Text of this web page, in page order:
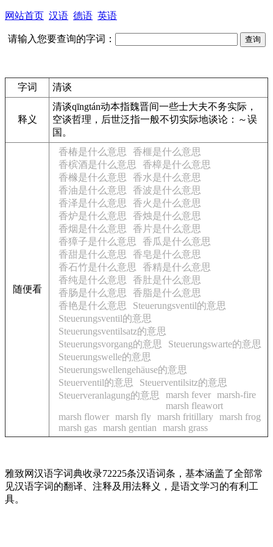
网站首页 汉语 德语 英语
请输入您要查询的字词：
字词 清谈
释义
清谈qīngtán动本指魏晋间一些士大夫不务实际，
空谈哲理，后世泛指一般不切实际地谈论： ～误
国。
随便看
香椿是什么意思
香榧是什么意思
香槟酒是什么意思
香樟是什么意思
香橼是什么意思
香水是什么意思
香油是什么意思
香波是什么意思
香泽是什么意思
香火是什么意思
香炉是什么意思
香烛是什么意思
香烟是什么意思
香片是什么意思
香獐子是什么意思
香瓜是什么意思
香甜是什么意思
香皂是什么意思
香石竹是什么意思
香精是什么意思
香纯是什么意思
香肚是什么意思
香肠是什么意思
香脂是什么意思
香艳是什么意思
Steuerungsventil的意思
Steuerungsventil的意思
Steuerungsventilsatz的意思
Steuerungsvorgang的意思
Steuerungswarte的意思
Steuerungswelle的意思
Steuerungswellengehäuse的意思
Steuerventil的意思
Steuerventilsitz的意思
Steuerveranlagung的意思
marsh fever marsh-fire
marsh fleawort
marsh flower marsh fly marsh fritillary marsh frog
marsh gas marsh gentian marsh grass
雅致网汉语字词典收录72225条汉语词条，基本涵盖了全部常
见汉语字词的翻译、注释及用法释义，是语文学习的有利工
具。